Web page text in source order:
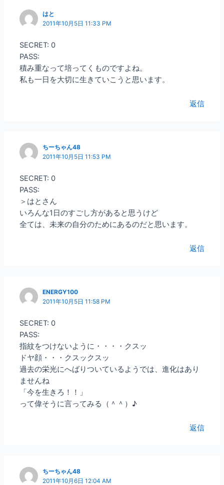
はと
2011年10月5日 11:33 PM
SECRET: 0
PASS:
積み重なって培ってくものですよね。
私も一日を大切に生きていこうと思います。
返信
ちーちゃん48
2011年10月5日 11:53 PM
SECRET: 0
PASS:
＞はとさん
いろんな1日のすごし方があると思うけど
全ては、未来の自分のためにあるのだと思います。
返信
ENERGY100
2011年10月5日 11:58 PM
SECRET: 0
PASS:
指紋をつけないように・・・・クスッ
ドヤ顔・・・クスックスッ
過去の栄光にへばりついているようでは、進化はあり
ませんね
「今を生きろ！！」
って偉そうに言ってみる（＾＾）♪
返信
ちーちゃん48
2011年10月6日 12:04 AM